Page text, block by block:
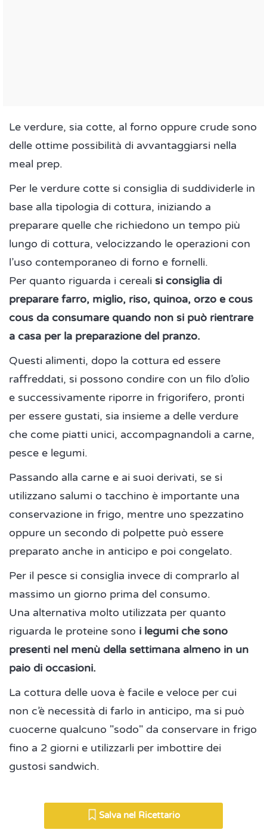
Le verdure, sia cotte, al forno oppure crude sono
delle ottime possibilità di avvantaggiarsi nella
meal prep.
Per le verdure cotte si consiglia di suddividerle in
base alla tipologia di cottura, iniziando a
preparare quelle che richiedono un tempo più
lungo di cottura, velocizzando le operazioni con
l’uso contemporaneo di forno e fornelli.
Per quanto riguarda i cereali si consiglia di
preparare farro, miglio, riso, quinoa, orzo e cous
cous da consumare quando non si può rientrare
a casa per la preparazione del pranzo.
Questi alimenti, dopo la cottura ed essere
raffreddati, si possono condire con un filo d’olio
e successivamente riporre in frigorifero, pronti
per essere gustati, sia insieme a delle verdure
che come piatti unici, accompagnandoli a carne,
pesce e legumi.
Passando alla carne e ai suoi derivati, se si
utilizzano salumi o tacchino è importante una
conservazione in frigo, mentre uno spezzatino
oppure un secondo di polpette può essere
preparato anche in anticipo e poi congelato.
Per il pesce si consiglia invece di comprarlo al
massimo un giorno prima del consumo.
Una alternativa molto utilizzata per quanto
riguarda le proteine sono i legumi che sono
presenti nel menù della settimana almeno in un
paio di occasioni.
La cottura delle uova è facile e veloce per cui
non c’è necessità di farlo in anticipo, ma si può
cuocerne qualcuno "sodo" da conservare in frigo
fino a 2 giorni e utilizzarli per imbottire dei
gustosi sandwich.
Salva nel Ricettario